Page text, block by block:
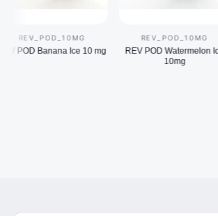
REV_POD_10MG
POD Banana Ice 10 mg
REV_POD_10MG
REV POD Watermelon Ice
10mg